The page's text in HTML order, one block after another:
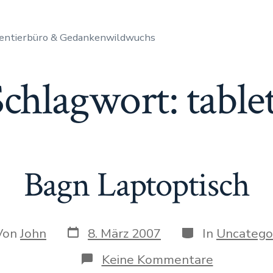
& Gedankenwildwuchs
Bagn Laptoptisch
John Datum
des
Beitrags
8. März 2007 Kategorien
In
Keine Kommentarezu